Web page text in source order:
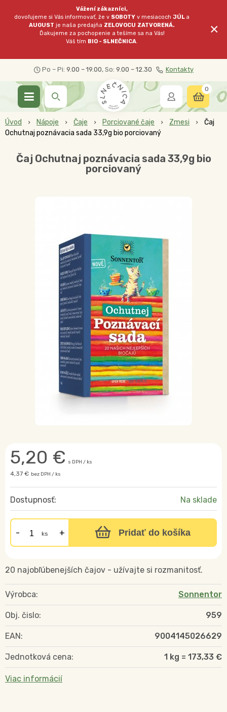
Vážení zákazníci,
dovoľujeme si Vás informovať, že v SOBOTY v mesiacochJÚL a
AUGUST je naša predajňa ZELOVOCU ZATVORENÁ.
Ďakujeme za pochopenie a tešíme sa na Vás!
Váš tím BIO - SLNEČNICA.
×
Po – Pi: 9.00 – 19.00, So: 9.00 – 12.30 Kontakty
0
Úvod Nápoje Čaje Porciované čaje Zmesi
Čaj
Ochutnaj poznávacia sada 33,9g bio porciovaný
Čaj Ochutnaj poznávacia sada 33,9g bio
porciovaný
5,20 € s DPH / ks
4,37 € bez DPH / ks
Dostupnosť: Na sklade
ks Pridať do košíka
20 najobľúbenejších čajov - užívajte si rozmanitosť.
Výrobca: Sonnentor
Obj. čislo: 959
EAN: 9004145026629
Jednotková cena: 1 kg = 173,33 €
Viac informácií